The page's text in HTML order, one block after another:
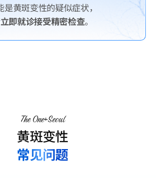
是黄斑变性的疑似症状，
立即就诊接受精密检查。
The One Seoul
黄斑变性
常见问题